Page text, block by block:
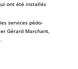
ont été installés
services pédo-
Gérard Marchant,